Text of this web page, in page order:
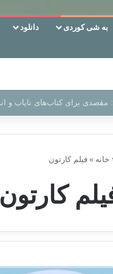
به شی کوردی دانلود
از راه خداست‌!
خانه » فیلم کارتون
کارتون